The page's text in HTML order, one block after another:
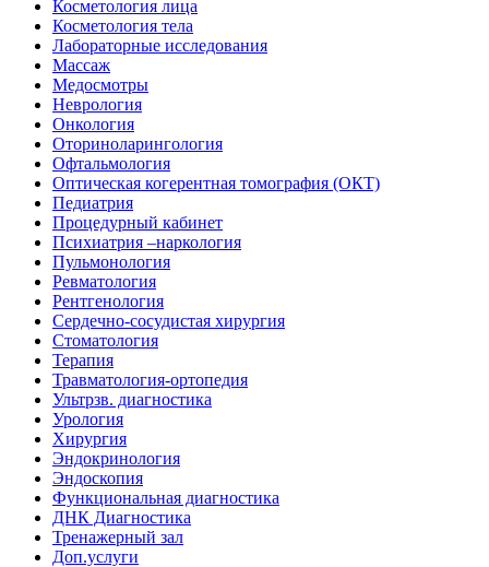
Косметология лица
Косметология тела
Лабораторные исследования
Массаж
Медосмотры
Неврология
Онкология
Оториноларингология
Офтальмология
Оптическая когерентная томография (ОКТ)
Педиатрия
Процедурный кабинет
Психиатрия –наркология
Пульмонология
Ревматология
Рентгенология
Сердечно-сосудистая хирургия
Стоматология
Терапия
Травматология-ортопедия
Ультрзв. диагностика
Урология
Хирургия
Эндокринология
Эндоскопия
Функциональная диагностика
ДНК Диагностика
Тренажерный зал
Доп.услуги